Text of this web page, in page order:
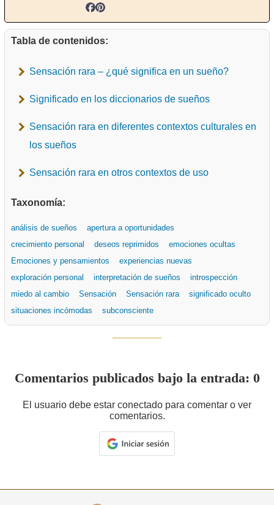
Tabla de contenidos:
Sensación rara – ¿qué significa en un sueño?
Significado en los diccionarios de sueños
Sensación rara en diferentes contextos culturales en
los sueños
Sensación rara en otros contextos de uso
Taxonomía:
análisis de sueños
apertura a oportunidades
crecimiento personal
deseos reprimidos
emociones ocultas
Emociones y pensamientos
experiencias nuevas
exploración personal
interpretación de sueños
introspección
miedo al cambio
Sensación Sensación rara
significado oculto
situaciones incómodas
subconsciente
Comentarios publicados bajo la entrada: 0
El usuario debe estar conectado para comentar o ver
comentarios.